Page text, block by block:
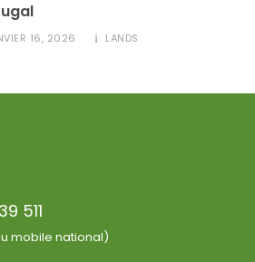
16, 2026 LANDS
511
mobile national)